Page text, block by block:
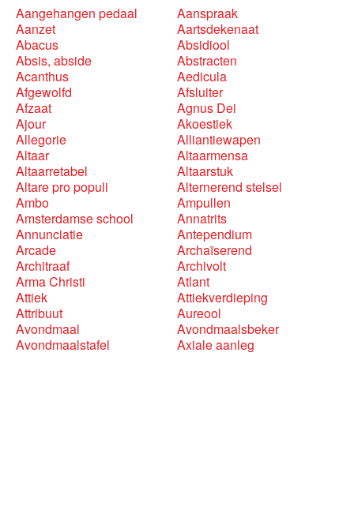
Aangehangen pedaal
Aanspraak
Aanzet
Aartsdekenaat
Abacus
Absidiool
Absis, abside
Abstracten
Acanthus
Aedicula
Afgewolfd
Afsluiter
Afzaat
Agnus Dei
Ajour
Akoestiek
Allegorie
Alliantiewapen
Altaar
Altaarmensa
Altaarretabel
Altaarstuk
Altare pro populi
Alternerend stelsel
Ambo
Ampullen
Amsterdamse school
Annatrits
Annunciatie
Antependium
Arcade
Archaïserend
Architraaf
Archivolt
Arma Christi
Atlant
Attiek
Attiekverdieping
Attribuut
Aureool
Avondmaal
Avondmaalsbeker
Avondmaalstafel
Axiale aanleg